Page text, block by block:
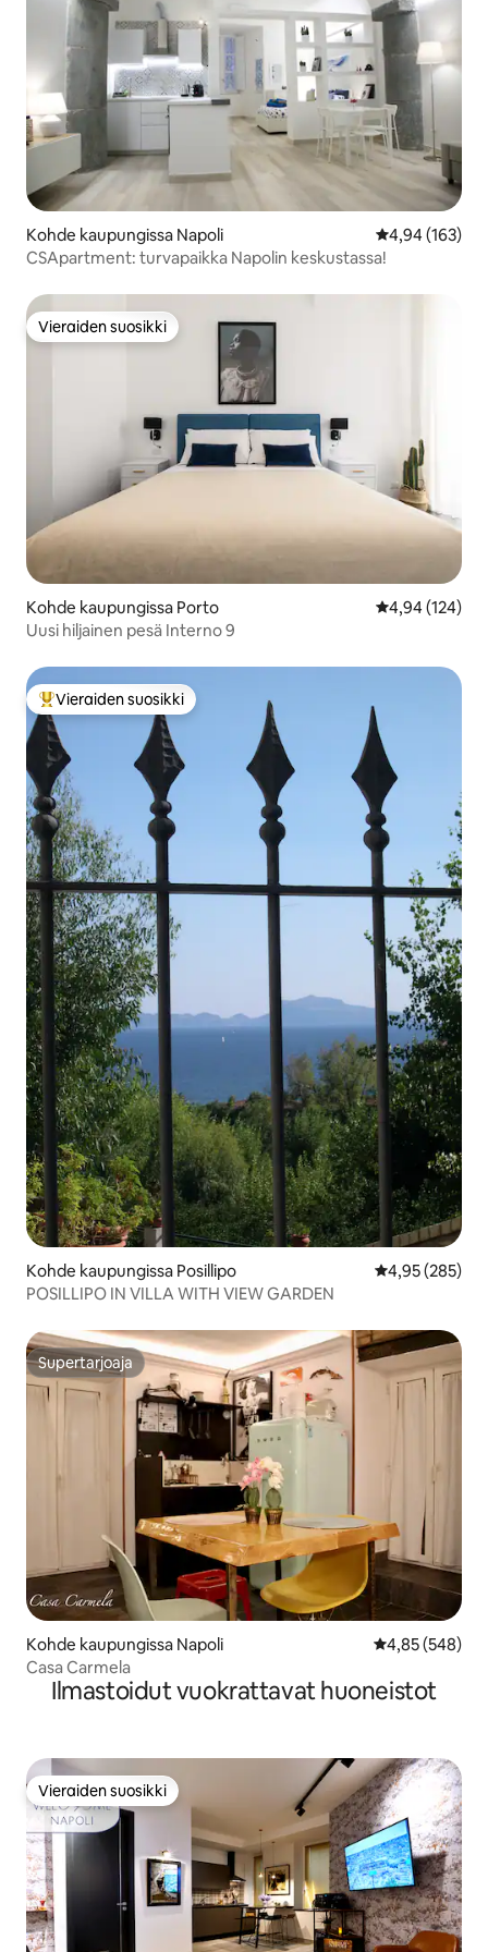
Kohde kaupungissa Napoli
4,94 (163)
CSApartment: turvapaikka Napolin keskustassa!
Vieraiden suosikki
Vieraiden suosikki
Kohde kaupungissa Porto
4,94 (124)
Uusi hiljainen pesä Interno 9
Vieraiden suosikkien parhaimmistoa
Vieraiden suosikki
Kohde kaupungissa Posillipo
4,95 (285)
POSILLIPO IN VILLA WITH VIEW GARDEN
Supertarjoaja
Supertarjoaja
Kohde kaupungissa Napoli
4,85 (548)
Casa Carmela
Ilmastoidut vuokrattavat huoneistot
Vieraiden suosikki
Vieraiden suosikki